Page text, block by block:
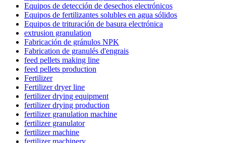
Equipos de detección de desechos electrónicos
Equipos de fertilizantes solubles en agua sólidos
Equipos de trituración de basura electrónica
extrusion granulation
Fabricación de gránulos NPK
Fabrication de granulés d'engrais
feed pellets making line
feed pellets production
Fertilizer
Fertilizer dryer line
fertilizer drying equipment
fertilizer drying production
fertilizer granulation machine
fertilizer granulator
fertilizer machine